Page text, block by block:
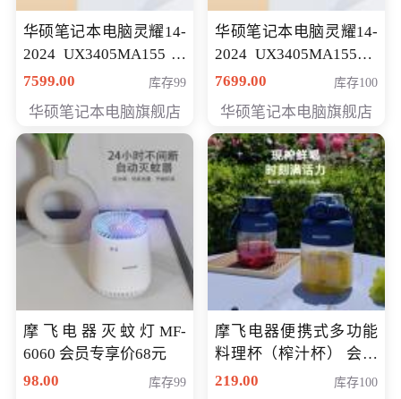
华硕笔记本电脑灵耀14-
2024 UX3405MA155冰
川银 oled 智慧轻薄本 会
7599.00 库存99
华硕笔记本电脑旗舰店
华硕笔记本电脑灵耀14-
2024 UX3405MA155夜
空蓝 oled 智慧轻薄本 会
7699.00 库存100
华硕笔记本电脑旗舰店
摩飞电器灭蚊灯MF-
6060 会员专享价68元
98.00
库存99
摩飞电器便携式多功能
料理杯（榨汁杯） 会员
专享价118元
219.00 库存100